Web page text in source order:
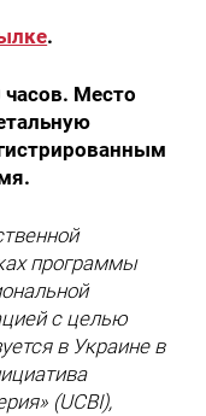
.
Место
программы
с целью
в Украине в
(UCBI),